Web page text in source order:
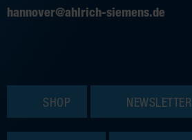
hannover@ahlrich-siemens.de
SHOP NEWSLETTER